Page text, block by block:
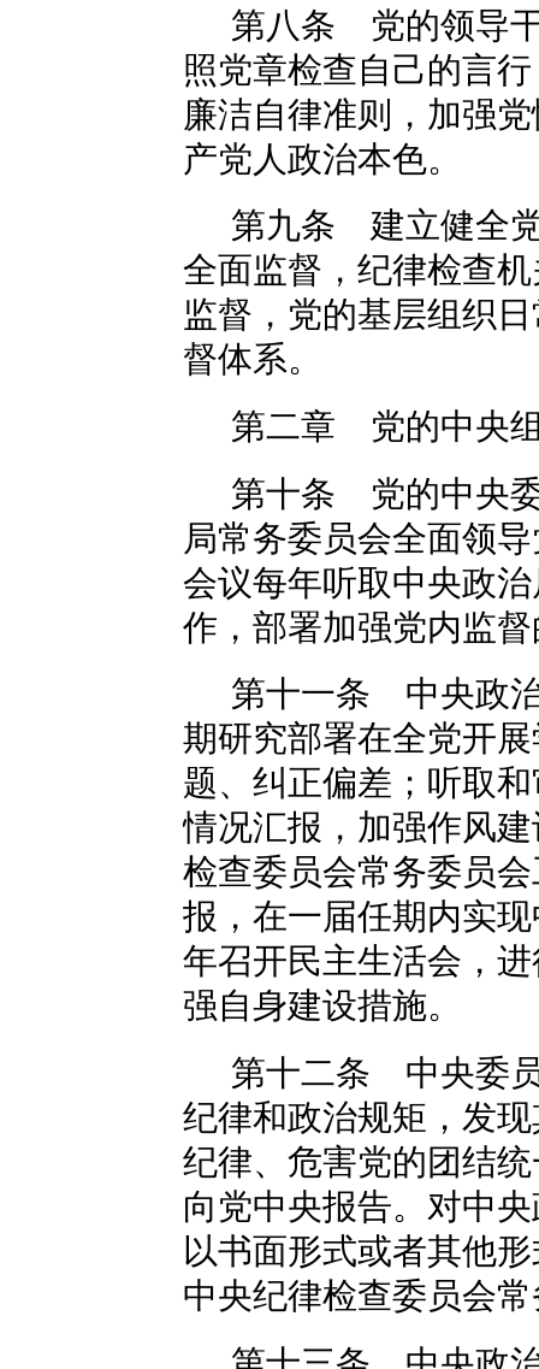
第八条 党的领导
照党章检查自己的言
廉洁自律准则，加强
产党人政治本色。
第九条 建立健全
全面监督，纪律检查
监督，党的基层组织
督体系。
第二章 党的中央
第十条 党的中央
局常务委员会全面领
会议每年听取中央政
作，部署加强党内监
第十一条 中央政
期研究部署在全党开
题、纠正偏差；听取
情况汇报，加强作风
检查委员会常务委员
报，在一届任期内实
年召开民主生活会，
强自身建设措施。
第十二条 中央委
纪律和政治规矩，发
纪律、危害党的团结
向党中央报告。对中
以书面形式或者其他
中央纪律检查委员会